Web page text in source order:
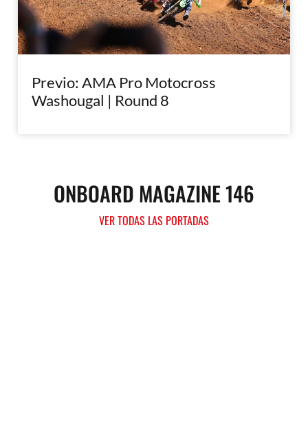
Previo: AMA Pro Motocross
Washougal | Round 8
ONBOARD MAGAZINE 146
VER TODAS LAS PORTADAS